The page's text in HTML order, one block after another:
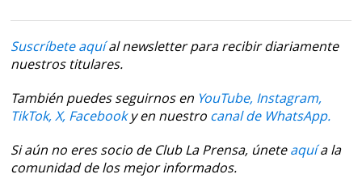
Suscríbete aquíal newsletter para recibir diariamente
nuestros titulares.
También puedes seguirnos en YouTube, Instagram,
TikTok, X, Facebooky en nuestro canal de WhatsApp.
Si aún no eres socio de Club La Prensa, úneteaquía la
comunidad de los mejor informados.